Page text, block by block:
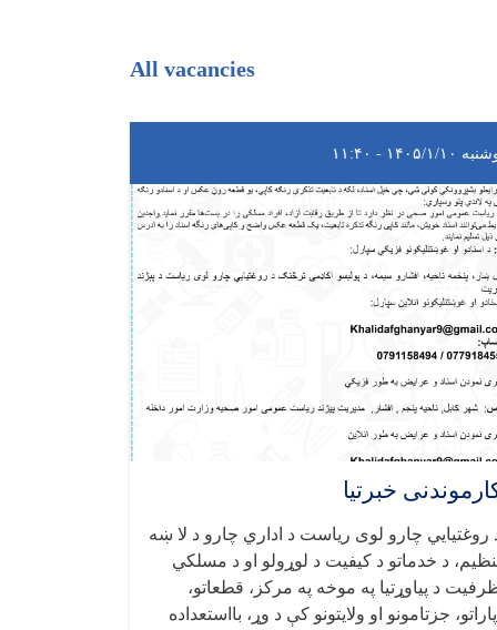
All vacancies
۱۴۰۵/۱/۱۰ - ۱۱:۴۰
خبرتیا
روغتيايي چارو لوی ریاست د اداري چارو د لا ښه
د خدماتو د کیفیت د لوړولو او د مسلکي
د پیاوړتیا په موخه په مرکز، قطعاتو،
جزتامونو او ولایتونو کې د وړ، بااستعداده